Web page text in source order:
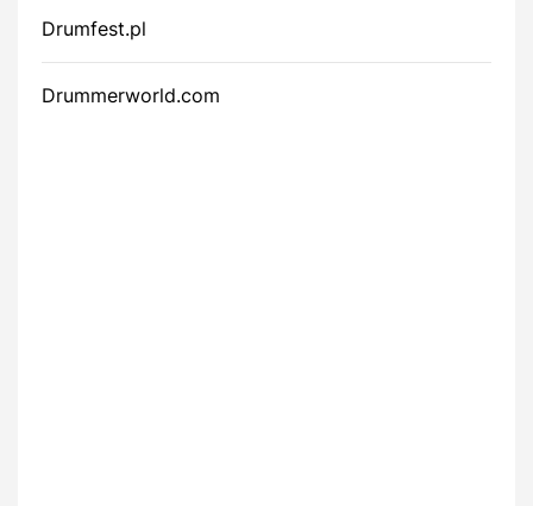
Drumfest.pl
Drummerworld.com